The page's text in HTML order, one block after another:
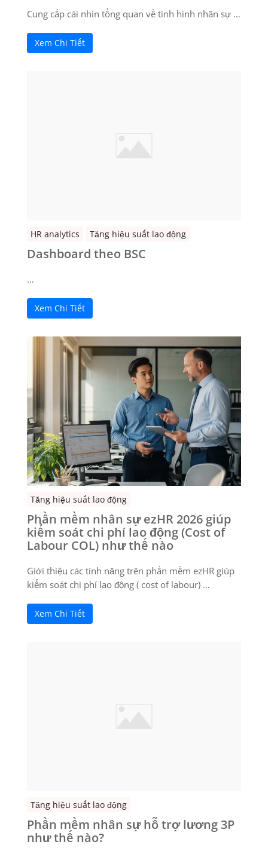
Cung cấp cái nhìn tổng quan về tình hình nhân sự …
Xem Chi Tiết
HR analytics Tăng hiệu suất lao động
Dashboard theo BSC
…
Xem Chi Tiết
Tăng hiệu suất lao động
Phần mềm nhân sự ezHR 2026 giúp
kiểm soát chi phí lao động (Cost of
Labour COL) như thế nào
Giới thiệu các tính năng trên phần mềm ezHR giúp
kiểm soát chi phí lao động ( cost of labour) …
Xem Chi Tiết
Tăng hiệu suất lao động
Phần mềm nhân sự hỗ trợ lương 3P
như thế nào?